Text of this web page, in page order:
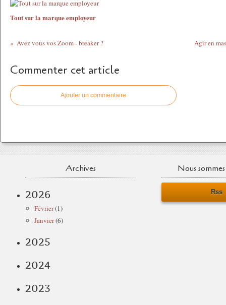
Tout sur la marque employeur
Avez vous vos Zoom - breaker ? Agir en
Commenter cet article
Ajouter un commentaire
Archives
2026
Février(1)
Janvier(6)
2025
2024
2023
Nous
Rss